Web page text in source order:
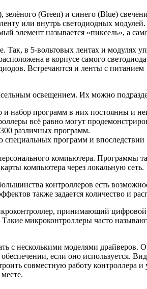
(Green) и синего (Blue)
или внутрь светодиодных
элемент называется «пиксель», а
Так, в 5-вольтовых лентах и модулях
в корпусе самого
Встречаются и ленты с
освещением. Их можно
набор программ в них постоянны и
всё равно могут
различных программ.
программ и впоследствии
компьютера. Программы
компьютера через локальную сеть.
контроллеров есть
также задается количество и
принимающий
микроконтроллеры часто
с несколькими моделями драйверов.
если оно используется.
совместную работу контроллера